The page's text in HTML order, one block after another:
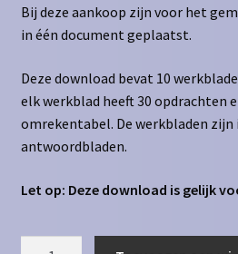
Bij deze aankoop zijn voor het
in één document geplaatst.
Deze download bevat 10
elk werkblad heeft 30 opdrachten
omrekentabel. De werkbladen zijn
antwoordbladen.
Let op: Deze download is gelijk